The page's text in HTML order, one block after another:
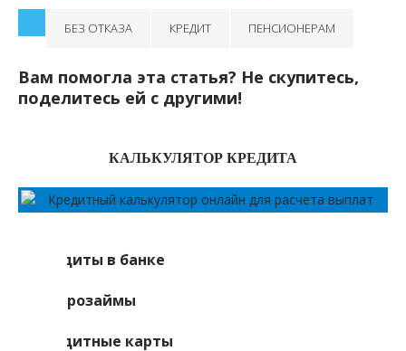
БЕЗ ОТКАЗА КРЕДИТ ПЕНСИОНЕРАМ
Вам помогла эта статья? Не скупитесь,
поделитесь ей с другими!
КАЛЬКУЛЯТОР КРЕДИТА
Кредиты в банке
Микрозаймы
Кредитные карты